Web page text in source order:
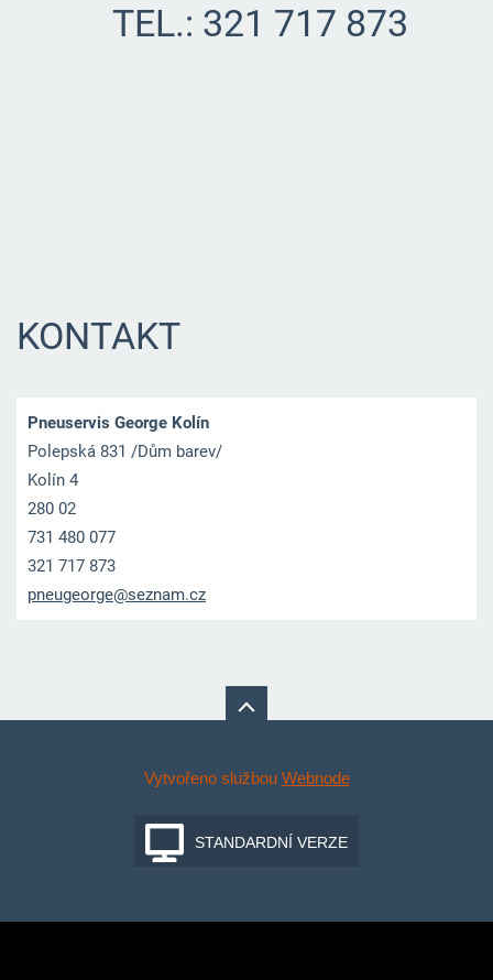
TEL.: 321 717 873
KONTAKT
Pneuservis George Kolín
Polepská 831 /Dům barev/
Kolín 4
280 02
731 480 077
321 717 873
pneugeorge@seznam.cz
Vytvořeno službou Webnode
STANDARDNÍ VERZE